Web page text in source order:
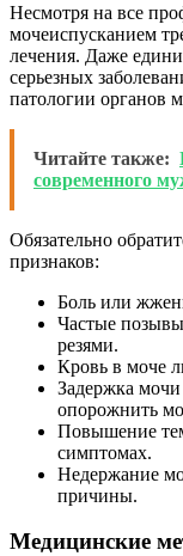
Несмотря на все
мочеиспусканием
лечения. Даже
серьезных
патологии органов
Читайте также:
современного
Обязательно
признаков:
Боль или
Частые
резями.
Кровь в моче
Задержка
опорожнить
Повышение
симптомах.
Недержание
причины.
Медицинские